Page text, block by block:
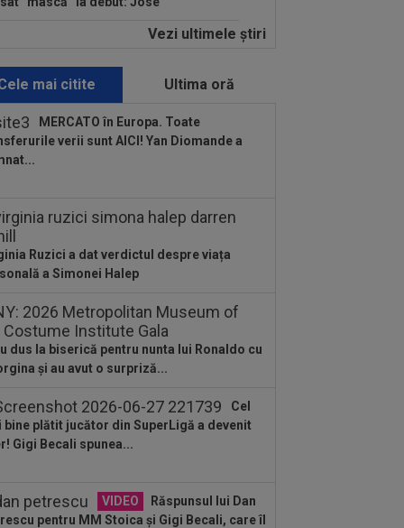
Belgienii s-au convins de Darius
Philip Otele a spus ”DA”:
Cătălin Cîrjan a spus totul despre
lui Martin Pascual: ”Au
Digi Sport 1. Moldovenii s-au
cu...
Hakan Calhanoglu a ”dat din
Ce obiective a setat Cristi Chivu la
”Meciul anului”: în minutul 10,
conduceau cu 3-0, însă abia apoi
După 1.085 de zile! Adrian Mazilu
Universitatea Craiova - FC Argeș,
VIDEO, 21:30, DGS 1. Un jucător a
Vezi ultimele ştiri
mai citite Ultima oră
MERCATO în Europa. Toate
verii sunt AICI! Yan Diomande a
Ruzici a dat verdictul despre viața
a Simonei Halep
dus la biserică pentru nunta lui Ronaldo cu
și au avut o surpriză...
Cel
bine plătit jucător din SuperLigă a devenit
Gigi Becali spunea...
VIDEO
Răspunsul lui Dan
pentru MM Stoica și Gigi Becali, care îl